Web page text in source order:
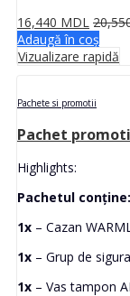
16,440 MDL
Adaugă în coș
Vizualizare rapidă
Pachete si promotii
Pachet
Highlights:
Pachetul conține:
1x – Cazan
1x – Grup de
1x – Vas tampon